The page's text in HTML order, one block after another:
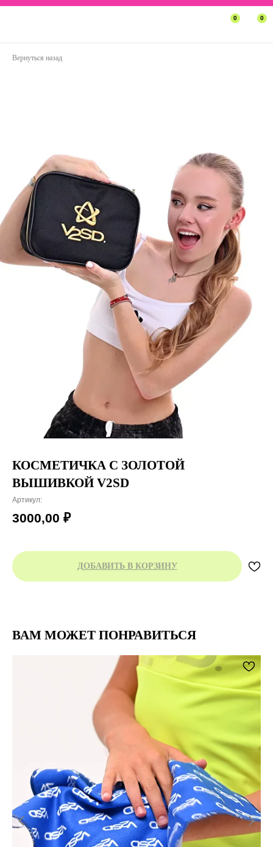
0
0
Вернуться назад
КОСМЕТИЧКА С ЗОЛОТОЙ
ВЫШИВКОЙ V2SD
Артикул:
3000,00 ₽
ДОБАВИТЬ В КОРЗИНУ
ВАМ МОЖЕТ ПОНРАВИТЬСЯ